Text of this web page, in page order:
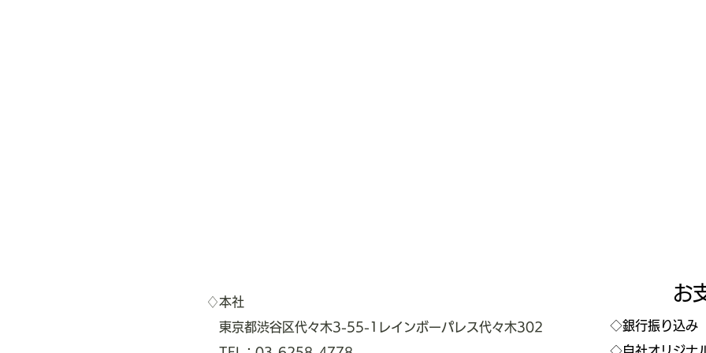
♢本社
東京都渋谷区代々木3-55-1レインボーパレス代々木302
お
◇銀行振り込み